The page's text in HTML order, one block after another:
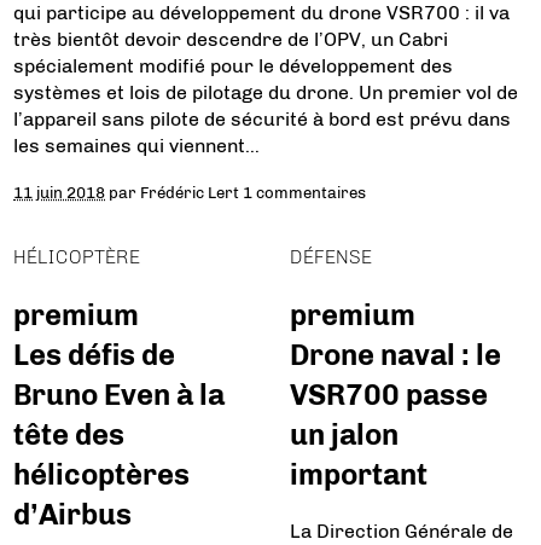
qui participe au développement du drone VSR700 : il va
très bientôt devoir descendre de l’OPV, un Cabri
spécialement modifié pour le développement des
systèmes et lois de pilotage du drone. Un premier vol de
l’appareil sans pilote de sécurité à bord est prévu dans
les semaines qui viennent…
11 juin 2018 par Frédéric Lert 1 commentaires
HÉLICOPTÈRE
premium
Les défis de
Bruno Even à la
tête des
hélicoptères
d’Airbus
DÉFENSE
premium
Drone naval : le
VSR700 passe
un jalon
important
La Direction Générale de